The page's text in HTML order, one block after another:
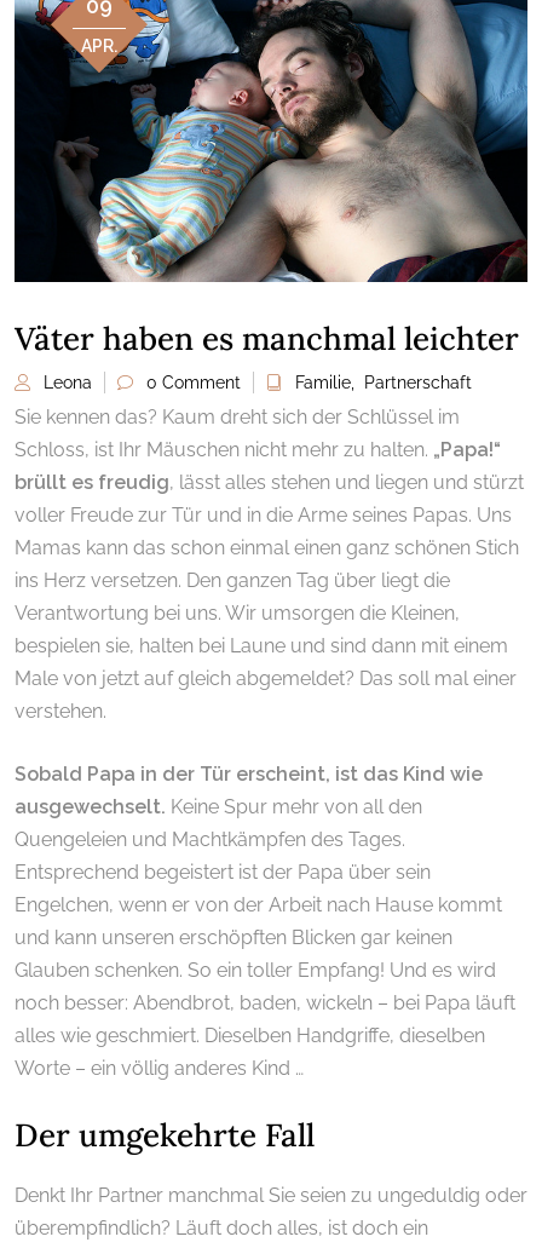
09
APR.
Väter haben es manchmal leichter
Leona 0 Comment Familie, Partnerschaft
Sie kennen das? Kaum dreht sich der Schlüssel im
Schloss, ist Ihr Mäuschen nicht mehr zu halten. „Papa!“
brüllt es freudig, lässt alles stehen und liegen und stürzt
voller Freude zur Tür und in die Arme seines Papas. Uns
Mamas kann das schon einmal einen ganz schönen Stich
ins Herz versetzen. Den ganzen Tag über liegt die
Verantwortung bei uns. Wir umsorgen die Kleinen,
bespielen sie, halten bei Laune und sind dann mit einem
Male von jetzt auf gleich abgemeldet? Das soll mal einer
verstehen.
Sobald Papa in der Tür erscheint, ist das Kind wie
ausgewechselt. Keine Spur mehr von all den
Quengeleien und Machtkämpfen des Tages.
Entsprechend begeistert ist der Papa über sein
Engelchen, wenn er von der Arbeit nach Hause kommt
und kann unseren erschöpften Blicken gar keinen
Glauben schenken. So ein toller Empfang! Und es wird
noch besser: Abendbrot, baden, wickeln – bei Papa läuft
alles wie geschmiert. Dieselben Handgriffe, dieselben
Worte – ein völlig anderes Kind …
Der umgekehrte Fall
Denkt Ihr Partner manchmal Sie seien zu ungeduldig oder
überempfindlich? Läuft doch alles, ist doch ein